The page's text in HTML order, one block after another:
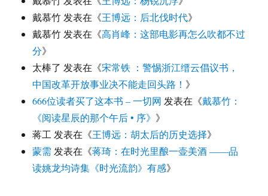
戴慕竹发表在《王博远：后北伐时代》
戴慕竹发表在《高肖峰：这部电影再怎么吹都不过
分》
太棒了 发表在《宋常铁 ：警惕浙江缙云倡议书，
中国改革开放事业决不能走回头路！ 》
666位读者买了这本书 – 一切网 发表在《戴慕竹：
《阅读星辰的那个午后 • 序》 》
蒋工发表在《王博远：胡太后的历史选择》
蒙需发表在《蒋琦：在时光里酿一壶美酒 ——品
读姚龙均诗集《时光流韵》有感》